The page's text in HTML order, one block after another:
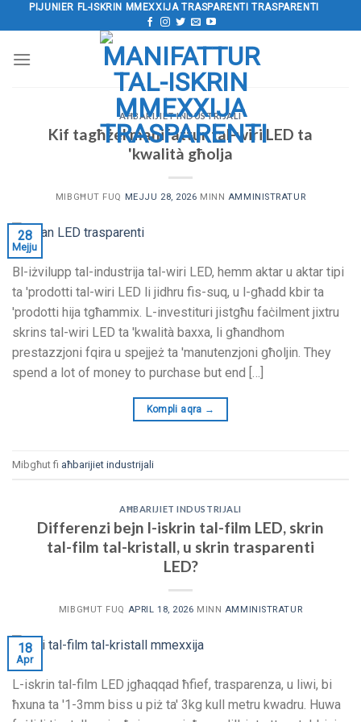
Aqbeż
għall-
PIJUNIER FL-ISKRIN MMEXXIJA TRASPARENTI TRASPARENTI
AĦBARIJIET INDUSTRIJALI
Kif tagħżel manifattur tal-wiri LED ta
'kwalità għolja
MIBGĦUT FUQ MEJJU 28, 2026 MINN AMMINISTRATUR
28
Mejju
Bl-iżvilupp tal-industrija tal-wiri LED, hemm aktar u aktar tipi
ta 'prodotti tal-wiri LED li jidhru fis-suq, u l-għadd kbir ta
'prodotti hija tgħammix. L-investituri jistgħu faċilment jixtru
skrins tal-wiri LED ta 'kwalità baxxa, li għandhom
prestazzjoni fqira u spejjeż ta 'manutenzjoni għoljin. They
spend a lot of money to purchase but end […]
Kompli aqra →
Mibgħut fi aħbarijiet industrijali
AĦBARIJIET INDUSTRIJALI
Differenzi bejn l-iskrin tal-film LED, skrin
tal-film tal-kristall, u skrin trasparenti
LED?
MIBGĦUT FUQ APRIL 18, 2026 MINN AMMINISTRATUR
18
Apr
L-iskrin tal-film LED jgħaqqad ħfief, trasparenza, u liwi, bi
ħxuna ta '1-3mm biss u piż ta' 3kg kull metru kwadru. Huwa